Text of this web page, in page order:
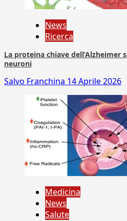
News
Ricerca
La proteina chiave dell’Alzheimer
neuroni
Salvo Franchina 14 Aprile 2026
Medicina
News
Salute